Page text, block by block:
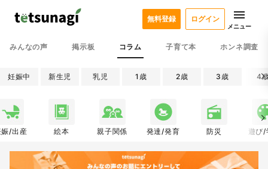
みんなの声 掲示板 コラム 子育て本 ホンネ調査
無料登録 ログイン
メニュー
妊娠中 新生児 乳児 1歳 2歳 3歳 4
娠/出産 絵本 親子関係 発達/発育 防災 遊び/